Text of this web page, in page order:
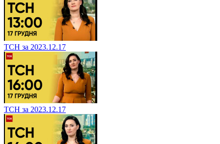
ТСН за 2023.12.17
ТСН за 2023.12.17